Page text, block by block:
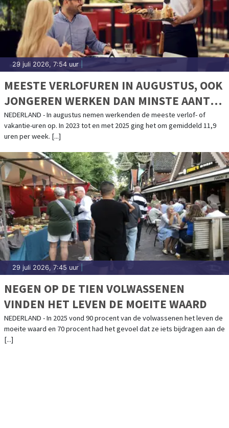
29 juli 2026, 7:54 uur
MEESTE VERLOFUREN IN AUGUSTUS, OOK
JONGEREN WERKEN DAN MINSTE AANTAL
UREN
NEDERLAND - In augustus nemen werkenden de meeste verlof- of
vakantie-uren op. In 2023 tot en met 2025 ging het om gemiddeld 11,9
uren per week. [...]
29 juli 2026, 7:45 uur
NEGEN OP DE TIEN VOLWASSENEN
VINDEN HET LEVEN DE MOEITE WAARD
NEDERLAND - In 2025 vond 90 procent van de volwassenen het leven de
moeite waard en 70 procent had het gevoel dat ze iets bijdragen aan de
[...]